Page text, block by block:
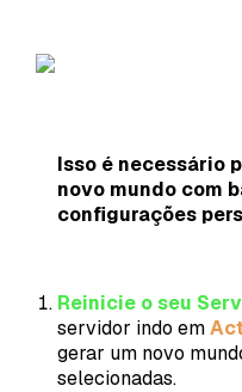
Isso é necessário
novo mundo com
configurações
Reinicie o seu
servidor indo em
gerar um novo
selecionadas.